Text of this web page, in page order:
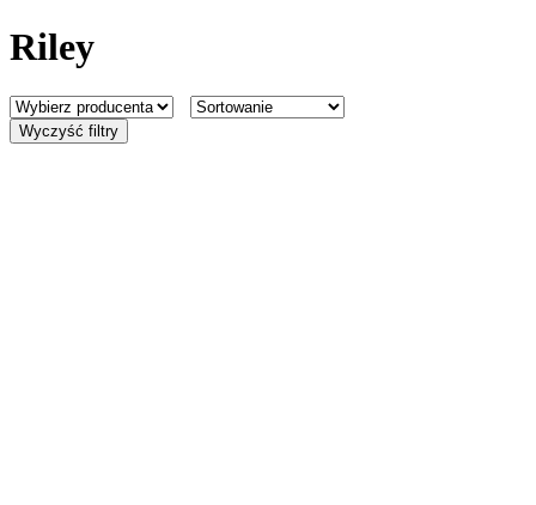
Riley
Wyczyść filtry